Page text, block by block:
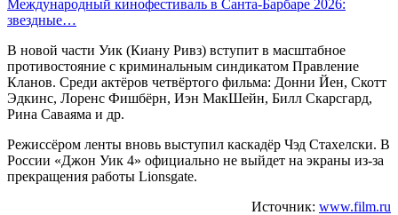
Международный кинофестиваль в Санта-Барбаре 2026:
звездные…
В новой части Уик (Киану Ривз) вступит в масштабное
противостояние с криминальным синдикатом Правление
Кланов. Среди актёров четвёртого фильма: Донни Йен, Скотт
Эдкинс, Лоренс Фишбёрн, Иэн МакШейн, Билл Скарсгард,
Рина Саваяма и др.
Режиссёром ленты вновь выступил каскадёр Чэд Стахелски. В
России «Джон Уик 4» официально не выйдет на экраны из-за
прекращения работы Lionsgate.
Источник: www.film.ru